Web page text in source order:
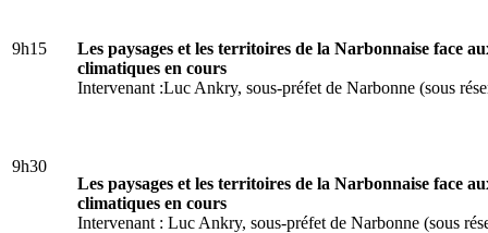
9h15
Les paysages et les territoires de la Narbonnaise face
climatiques en cours
Intervenant :Luc Ankry, sous-préfet de Narbonne (sous
9h30
Les paysages et les territoires de la Narbonnaise face
climatiques en cours
Intervenant : Luc Ankry, sous-préfet de Narbonne (sous